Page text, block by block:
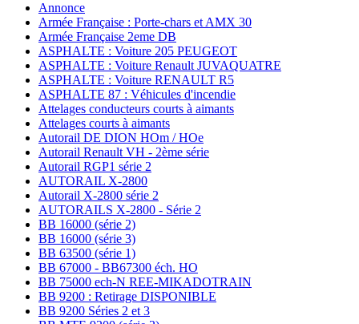
Annonce
Armée Française : Porte-chars et AMX 30
Armée Française 2eme DB
ASPHALTE : Voiture 205 PEUGEOT
ASPHALTE : Voiture Renault JUVAQUATRE
ASPHALTE : Voiture RENAULT R5
ASPHALTE 87 : Véhicules d'incendie
Attelages conducteurs courts à aimants
Attelages courts à aimants
Autorail DE DION HOm / HOe
Autorail Renault VH - 2ème série
Autorail RGP1 série 2
AUTORAIL X-2800
Autorail X-2800 série 2
AUTORAILS X-2800 - Série 2
BB 16000 (série 2)
BB 16000 (série 3)
BB 63500 (série 1)
BB 67000 - BB67300 éch. HO
BB 75000 ech-N REE-MIKADOTRAIN
BB 9200 : Retirage DISPONIBLE
BB 9200 Séries 2 et 3